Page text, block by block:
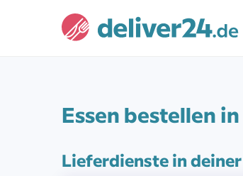
Essen bestellen
Lieferdienste in